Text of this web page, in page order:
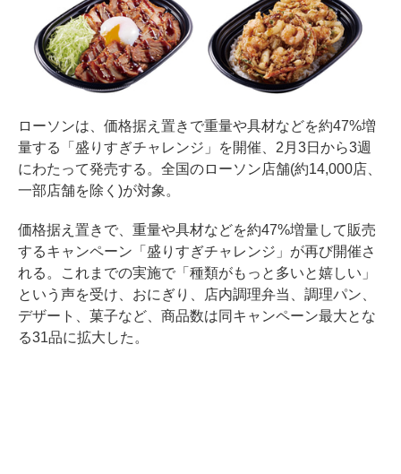
ローソンは、価格据え置きで重量や具材などを約47%増
量する「盛りすぎチャレンジ」を開催、2月3日から3週
にわたって発売する。全国のローソン店舗(約14,000店、
一部店舗を除く)が対象。
価格据え置きで、重量や具材などを約47%増量して販売
するキャンペーン「盛りすぎチャレンジ」が再び開催さ
れる。これまでの実施で「種類がもっと多いと嬉しい」
という声を受け、おにぎり、店内調理弁当、調理パン、
デザート、菓子など、商品数は同キャンペーン最大とな
る31品に拡大した。